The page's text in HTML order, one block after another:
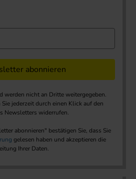
abonnieren
werden nicht an Dritte weitergegeben.
jederzeit durch einen Klick auf den
Newsletters widerrufen.
abonnieren" bestätigen Sie, dass Sie
gelesen haben und akzeptieren die
Ihrer Daten.